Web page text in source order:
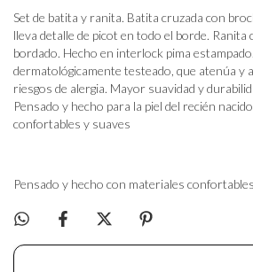
Set de batita y ranita. Batita cruzada con
lleva detalle de picot en todo el borde. Ranita
bordado. Hecho en interlock pima
dermatológicamente testeado, que atenúa y
riesgos de alergia. Mayor suavidad y
Pensado y hecho para la piel del recién
confortables y suaves
Pensado y hecho con materiales